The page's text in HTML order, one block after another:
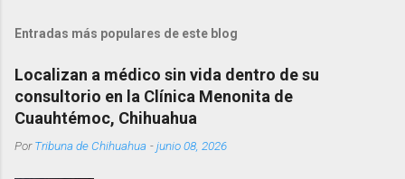
Entradas más populares de este blog
Localizan a médico sin vida dentro de su
consultorio en la Clínica Menonita de
Cuauhtémoc, Chihuahua
PorTribuna de Chihuahua -junio 08, 2026